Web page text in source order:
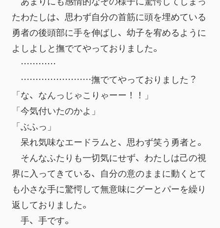
たわたしは、思わず自分の首筋に頭を埋めている
勇者の後頭部に手を伸ばし、幼子を宥めるように
よしよしと撫でてやっておりました。
…………
……………………撫でてやっておりました？
「な、なんっじゃこりゃーー！！」
「今気付いたのかよ」
「ぶふっ」
呆れ気味なエードラムと、思わず笑う勇者と。
そんなふたりも一切気にせず、わたしは己の視
界に入ってきている、自分の意のままに動くとて
も小さな手に驚愕して無意味にグーとパーを繰り
返しておりました。
手、手です。